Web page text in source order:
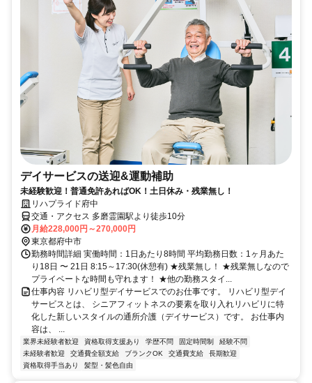
デイサービスの送迎&運動補助
未経験歓迎！普通免許あればOK！土日休み・残業無し！
リハプライド府中
交通・アクセス 多磨霊園駅より徒歩10分
月給228,000円～270,000円
東京都府中市
勤務時間詳細 実働時間：1日あたり8時間 平均勤務日数：1ヶ月あた
り18日 〜 21日 8:15～17:30(休憩有) ★残業無し！ ★残業無しなので
プライベートな時間も守れます！ ★他の勤務スタイ...
仕事内容 リハビリ型デイサービスでのお仕事です。 リハビリ型デイ
サービスとは、 シニアフィットネスの要素を取り入れリハビリに特
化した新しいスタイルの通所介護（デイサービス）です。 お仕事内
容は、 ...
業界未経験者歓迎 資格取得支援あり 学歴不問 固定時間制
経験不問
未経験者歓迎
交通費全額支給 ブランクOK 交通費支給
長期歓迎
資格取得手当あり
髪型・髪色自由